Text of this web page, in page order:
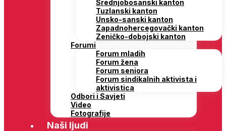
Srednjobosanski kanton
Tuzlanski kanton
Unsko-sanski kanton
Zapadnohercegovački kanton
Zeničko-dobojski kanton
Forumi
Forum mladih
Forum žena
Forum seniora
Forum sindikalnih aktivista i
aktivistica
Odbori i Savjeti
Video
Fotografije
Naši ljudi